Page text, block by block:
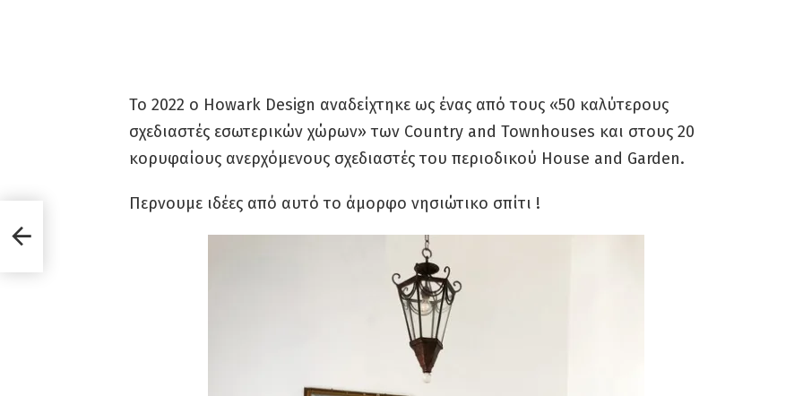
Το 2022 ο Howark Design αναδείχτηκε ως ένας από τους «50 καλύτερους
σχεδιαστές εσωτερικών χώρων» των Country and Townhouses και στους 20
κορυφαίους ανερχόμενους σχεδιαστές του περιοδικού House and Garden.
Περνουμε ιδέες από αυτό το άμορφο νησιώτικο σπίτι !